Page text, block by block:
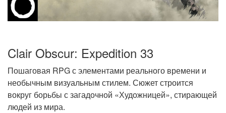
Clair Obscur: Expedition 33
Пошаговая RPG с элементами реального времени и
необычным визуальным стилем. Сюжет строится
вокруг борьбы с загадочной «Художницей», стирающей
людей из мира.